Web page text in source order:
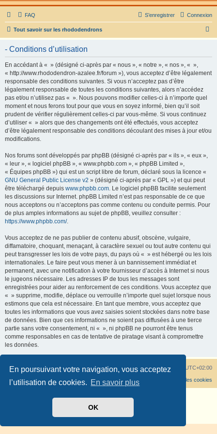
En poursuivant votre navigation, vous acceptez
l’utilisation de cookies. En savoir plus
OK
FAQ Connexion
S’enregistrer
Tout savoir sur les rhododendrons
e
- Conditions d’utilisation
En accédant à « » (désigné ci-après par « nous », « notre », « nos », « »,
« http://www.rhododendron-azalee.fr/forum »), vous acceptez d’être légalement
responsable des conditions suivantes. Si vous n’acceptez pas d’être
légalement responsable de toutes les conditions suivantes, alors n’accédez
pas et/ou n’utilisez pas « ». Nous pouvons modifier celles-ci à n’importe quel
moment et nous ferons tout pour que vous en soyez informé, bien qu’il soit
prudent de vérifier régulièrement celles-ci par vous-même. Si vous continuez
d’utiliser « » alors que des changements ont été effectués, vous acceptez
d’être légalement responsable des conditions découlant des mises à jour et/ou
modifications.
Nos forums sont développés par phpBB (désigné ci-après par « ils », « eux »,
« leur », « logiciel phpBB », « www.phpbb.com », « phpBB Limited »,
« Équipes phpBB ») qui est un script libre de forum, déclaré sous la licence «
GNU General Public License v2 » (désigné ci-après par « GPL ») et qui peut
être téléchargé depuis www.phpbb.com. Le logiciel phpBB facilite seulement
les discussions sur Internet. phpBB Limited n’est pas responsable de ce que
nous acceptons ou n’acceptons pas comme contenu ou conduite permis. Pour
de plus amples informations au sujet de phpBB, veuillez consulter :
https://www.phpbb.com/.
Vous acceptez de ne pas publier de contenu abusif, obscène, vulgaire,
diffamatoire, choquant, menaçant, à caractère sexuel ou tout autre contenu qui
peut transgresser les lois de votre pays, du pays où « » est hébergé ou les lois
internationales. Le faire peut vous mener à un bannissement immédiat et
permanent, avec une notification à votre fournisseur d’accès à Internet si nous
le jugeons nécessaire. Les adresses IP de tous les messages sont
enregistrées pour aider au renforcement de ces conditions. Vous acceptez que
« » supprime, modifie, déplace ou verrouille n’importe quel sujet lorsque nous
estimons que cela est nécessaire. En tant que membre, vous acceptez que
toutes les informations que vous avez saisies soient stockées dans notre base
de données. Bien que ces informations ne soient pas diffusées à une tierce
partie sans votre consentement, ni « », ni phpBB ne pourront être tenus
comme responsables en cas de tentative de piratage visant à compromettre
les données.
Tout savoir sur les rhododendrons Heures au format UTC+02:00
Supprimer les cookies
Développé parphpBB® Forum Software © phpBB Limited
Traduit par
Conditions